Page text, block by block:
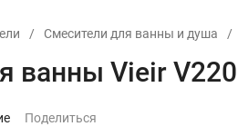
/ Смесители для ванны и душа /
ванны Vieir
Поделиться